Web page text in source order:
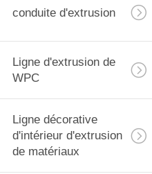
conduite d'extrusion
Ligne d'extrusion de
WPC
Ligne décorative
d'intérieur d'extrusion
de matériaux